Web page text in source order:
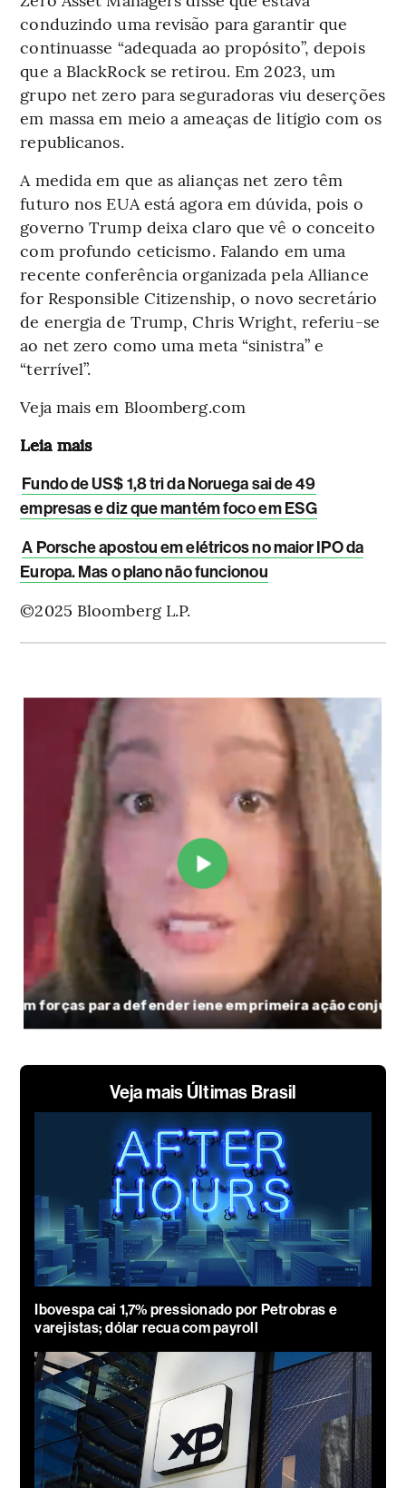
conduzindo uma revisão para garantir que
continuasse “adequada ao propósito”, depois
que a BlackRock se retirou. Em 2023, um
grupo net zero para seguradoras viu deserções
em massa em meio a ameaças de litígio com os
republicanos.
A medida em que as alianças net zero têm
futuro nos EUA está agora em dúvida, pois o
governo Trump deixa claro que vê o conceito
com profundo ceticismo. Falando em uma
recente conferência organizada pela Alliance
for Responsible Citizenship, o novo secretário
de energia de Trump, Chris Wright, referiu-se
ao net zero como uma meta “sinistra” e
“terrível”.
Veja mais em Bloomberg.com
Leia mais
Fundo de US$ 1,8 tri da Noruega sai de 49
empresas e diz que mantém foco em ESG
A Porsche apostou em elétricos no maior IPO da
Europa. Mas o plano não funcionou
©2025 Bloomberg L.P.
Veja mais Últimas Brasil
Ibovespa cai 1,7% pressionado por Petrobras e
varejistas; dólar recua com payroll